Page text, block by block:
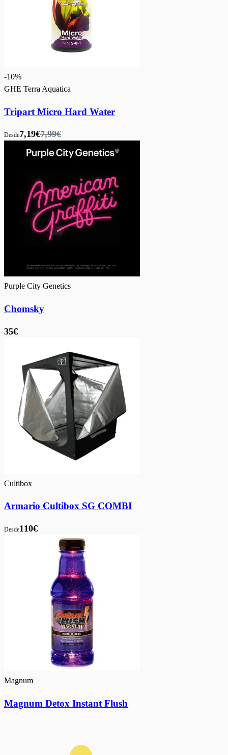
-10%
GHE Terra Aquatica
Tripart Micro Hard Water
Desde7,19€7,99€
Purple City Genetics
Chomsky
35€
Cultibox
Armario Cultibox SG COMBI
Desde110€
Magnum
Magnum Detox Instant Flush